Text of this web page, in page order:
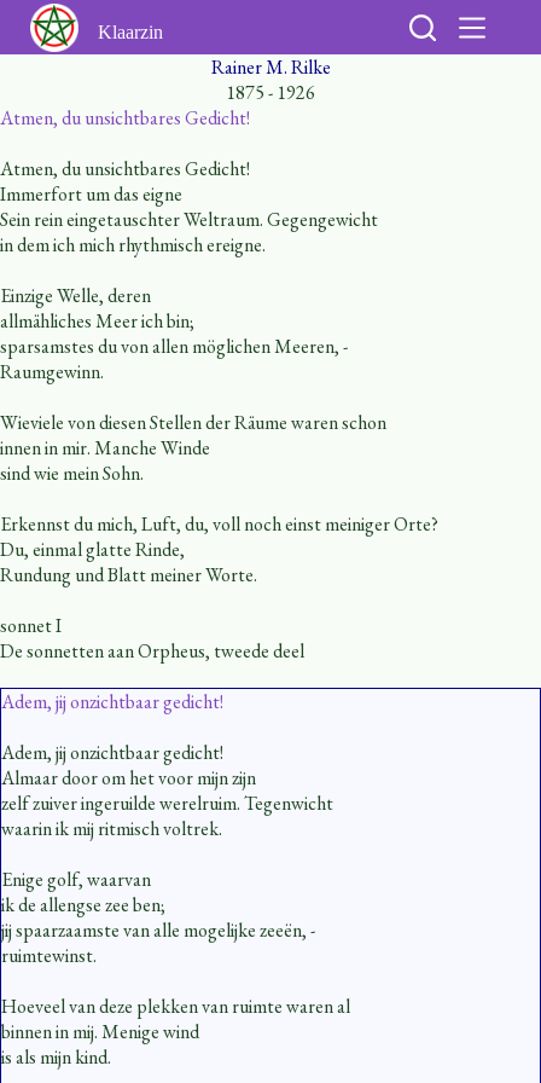
naar
de
Klaarzin
Rainer M. Rilke
1875 - 1926
Atmen, du unsichtbares Gedicht!
Atmen, du unsichtbares Gedicht!
Immerfort um das eigne
Sein rein eingetauschter Weltraum. Gegengewicht
in dem ich mich rhythmisch ereigne.
Einzige Welle, deren
allmähliches Meer ich bin;
sparsamstes du von allen möglichen Meeren, -
Raumgewinn.
Wieviele von diesen Stellen der Räume waren schon
innen in mir. Manche Winde
sind wie mein Sohn.
Erkennst du mich, Luft, du, voll noch einst meiniger Orte?
Du, einmal glatte Rinde,
Rundung und Blatt meiner Worte.
sonnet I
De sonnetten aan Orpheus, tweede deel
Adem, jij onzichtbaar gedicht!
Adem, jij onzichtbaar gedicht!
Almaar door om het voor mijn zijn
zelf zuiver ingeruilde werelruim. Tegenwicht
waarin ik mij ritmisch voltrek.
Enige golf, waarvan
ik de allengse zee ben;
jij spaarzaamste van alle mogelijke zeeën, -
ruimtewinst.
Hoeveel van deze plekken van ruimte waren al
binnen in mij. Menige wind
is als mijn kind.